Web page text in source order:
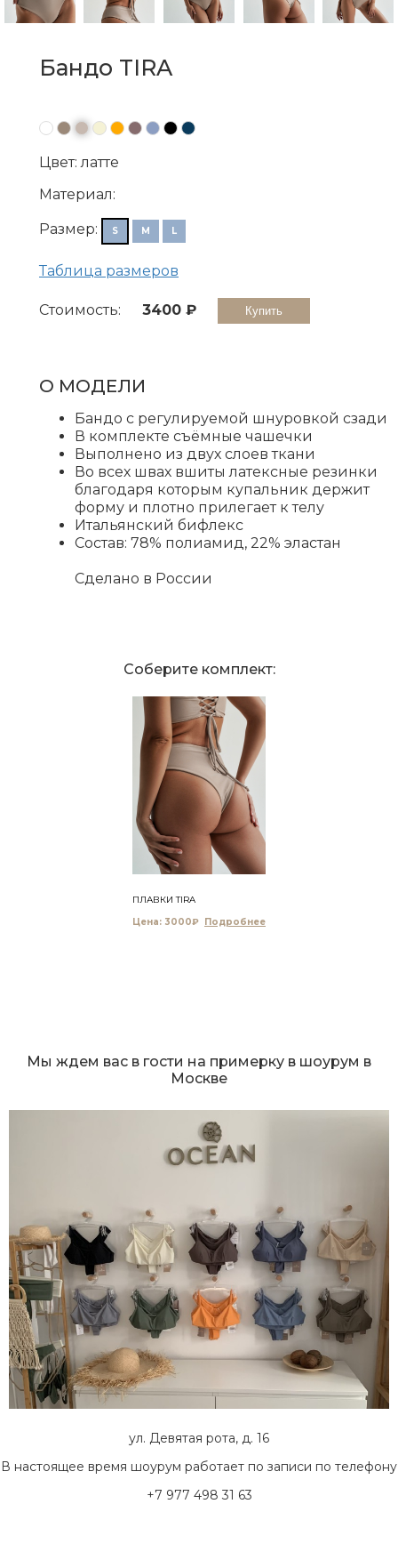
Бандо TIRA
● ● ● ● ● ● ● ● ●
Цвет: латте
Материал:
Размер: S M L
Таблица размеров
Стоимость: 3400
О МОДЕЛИ
Бандо с регулируемой шнуровкой сзади
В комплекте съёмные чашечки
Выполнено из двух слоев ткани
Во всех швах вшиты латексные резинки
благодаря которым купальник держит
форму и плотно прилегает к телу
Итальянский бифлекс
Состав: 78% полиамид, 22% эластан
Сделано в России
Соберите комплект:
ПЛАВКИ TIRA
Цена: 3000₽
Мы ждем вас в гости на примерку в шоурум в
Москве
ул. Девятая рота, д. 16
В настоящее время шоурум работает по записи по телефону
+7 977 498 31 63